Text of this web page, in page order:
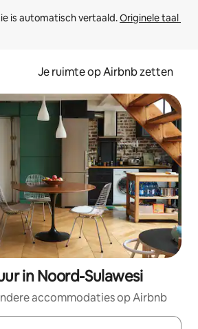
is automatisch vertaald. Originele taal
Je ruimte op Airbnb zetten
in Noord-Sulawesi
accommodaties op Airbnb